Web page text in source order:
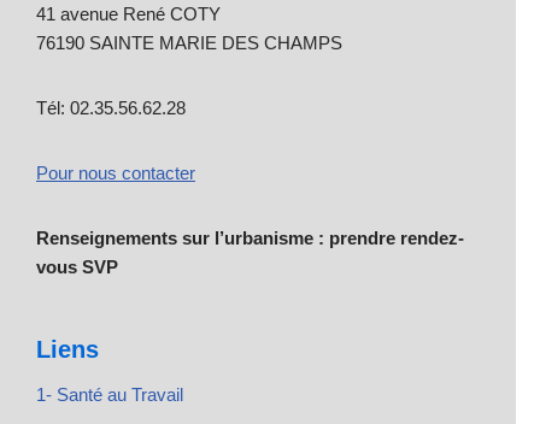
41 avenue René COTY
76190 SAINTE MARIE DES CHAMPS
Tél: 02.35.56.62.28
Pour nous contacter
Renseignements sur l’urbanisme : prendre rendez-
vous SVP
Liens
1- Santé au Travail